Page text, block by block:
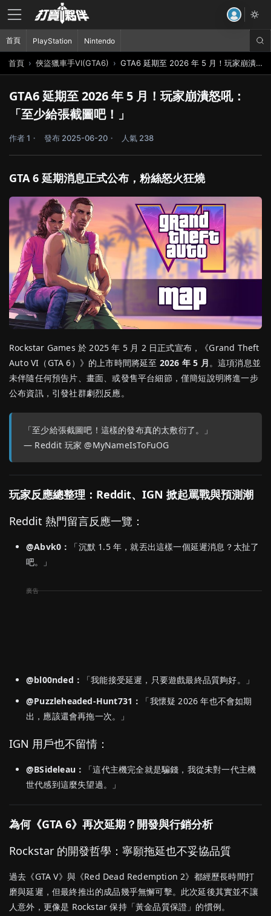
首頁 俠盜獵車手VI(GTA6) GTA6 延期至 2026 年 5 月！玩家崩潰怒吼：「至少給張截圖吧！」
GTA6 延期至 2026 年 5 月！玩家崩潰怒吼：
「至少給張截圖吧！」
作者 1 發布 2025-06-20 人氣 238
GTA 6 延期消息正式公布，粉絲怒火狂燒
Rockstar Games 於 2025 年 5 月 2 日正式宣布，《Grand Theft
Auto VI（GTA 6）》的上市時間將延至 2026 年 5 月。這項消息並
未伴隨任何預告片、畫面、或發售平台細節，僅簡短說明將進一步
公布資訊，引發社群劇烈反應。
「至少給張截圖吧！這樣的發布真的太敷衍了。」
— Reddit 玩家 @MyNameIsToFuOG
玩家反應總整理：Reddit、IGN 掀起罵戰與預測潮
Reddit 熱門留言反應一覽：
@Abvk0：
「沉默 1.5 年，就丟出這樣一個延遲消息？太扯了
吧。」
@bl00nded：
「我能接受延遲，只要遊戲最終品質夠好。」
@Puzzleheaded-Hunt731：
「我懷疑 2026 年也不會如期
出，應該還會再拖一次。」
IGN 用戶也不留情：
@BSideleau：
「這代主機完全就是騙錢，我從未對一代主機
世代感到這麼失望過。」
為何《GTA 6》再次延期？開發與行銷分析
Rockstar 的開發哲學：寧願拖延也不妥協品質
過去《GTA V》與《Red Dead Redemption 2》都經歷長時間打
磨與延遲，但最終推出的成品幾乎無懈可擊。此次延後其實並不讓
人意外，更像是 Rockstar 保持「黃金品質保證」的慣例。
首頁 PlayStation Nintendo